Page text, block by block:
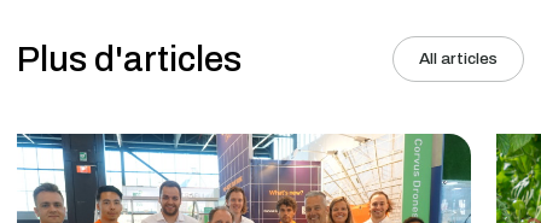
Plus d'articles All articles